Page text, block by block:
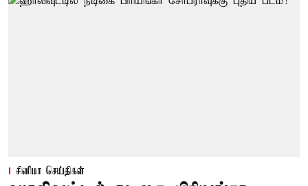
சினிமா செய்திகள்